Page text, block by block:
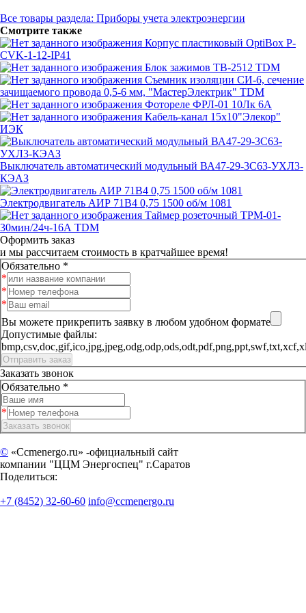
Все товары раздела: Приборы учета электроэнергии
Смотрите также
Корпус пластиковый OptiBox P-
CVK-1-12-IP41
Блок зажимов ТВ-2512 TDM
Съемник изоляции СИ-6, сечение
зачищаемого провода 0,5-6 мм, "МастерЭлектрик" TDM
Фотореле ФРЛ-01 10Лк 6А
Кабель-канал 15x10"Элекор"
ИЭК
Выключатель автоматический модульный ВА47-29-3C63-УХЛ3-
КЭАЗ
Электродвигатель АИР 71В4 0,75 1500 об/м 1081
Таймер розеточный ТРМ-01-
30мин/24ч-16А TDM
Оформить заказ
и мы рассчитаем стоимость в кратчайшее время!
Обязательно *
Вы можете прикрепить заявку в любом удобном формате
Допустимые файлы:
Заказать звонок
Обязательно *
© «Ccmenergo.ru» -официальный сайт
компании "ЦЦМ Энергоспец" г.Саратов
Поделиться:
+7 (8452) 32-60-60 info@ccmenergo.ru